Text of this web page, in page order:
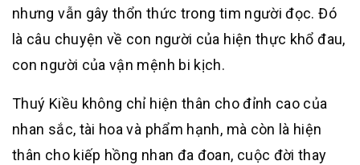
nhưng vẫn gây thổn thức trong tim người đọc. Đó
là câu chuyện về con người của hiện thực khổ đau,
con người của vận mệnh bi kịch.
Thuý Kiều không chỉ hiện thân cho đỉnh cao của
nhan sắc, tài hoa và phẩm hạnh, mà còn là hiện
thân cho kiếp hồng nhan đa đoan, cuộc đời thay